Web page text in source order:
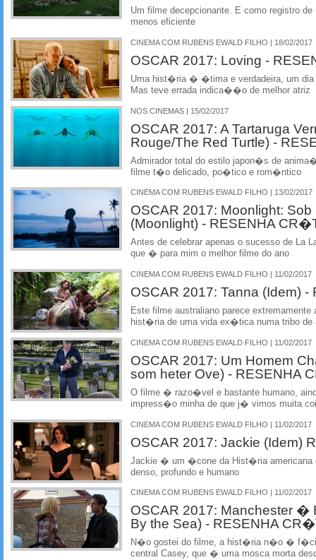
Um filme decepcionante. E como registro
menos eficiente
CINEMA COM RUBENS EWALD FILHO | 18/02/2017
OSCAR 2017: Loving -
Uma hist�ria � �tima e verdadeira, um dia
Mas teve errada indica��o de melhor atriz
NOS CINEMAS | 15/02/2017
OSCAR 2017: A Tartaruga
Rouge/The Red Turtle) -
Admirador total do estilo japon�s de
filme t�o delicado, po�tico e rom�ntico
CINEMA COM RUBENS EWALD FILHO | 13/02/2017
OSCAR 2017: Moonlight:
(Moonlight) - RESENHA
Antes de celebrar apenas o sucesso de La
que � para mim o melhor filme do ano
CINEMA COM RUBENS EWALD FILHO | 11/02/2017
OSCAR 2017: Tanna (Idem)
Este filme australiano parece
hist�ria de uma vida ex�tica numa tribo de
CINEMA COM RUBENS EWALD FILHO | 11/02/2017
OSCAR 2017: Um Homem
som heter Ove) - RESENHA
O filme � razo�vel e bastante humano,
impress�o minha de que j� vimos muita
CINEMA COM RUBENS EWALD FILHO | 11/02/2017
OSCAR 2017: Jackie (Idem)
Jackie � um �cone da Hist�ria americana
denso, profundo e humano
CINEMA COM RUBENS EWALD FILHO | 11/02/2017
OSCAR 2017: Manchester �
By the Sea) - RESENHA
N�o gostei do filme, a hist�ria n�o � f�cil
central Casey, que � uma mosca morta